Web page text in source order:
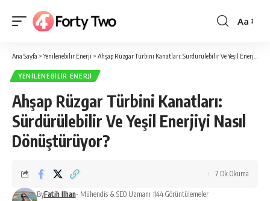
Yazı
Aa
Ana Sayfa >Yenilenebilir Enerji > Ahşap Rüzgar Türbini Kanatları: Sürdürülebilir Ve Yeşil Enerjiyi Nasıl Dönüştürüyor?
YENILENEBILIR ENERJI
Ahşap Rüzgar Türbini Kanatları:
Sürdürülebilir Ve Yeşil Enerjiyi Nasıl
Dönüştürüyor?
ByFatih Ilhan- Mühendis & SEO Uzmanı 144 Görüntülemeler
7 Dk Okuma